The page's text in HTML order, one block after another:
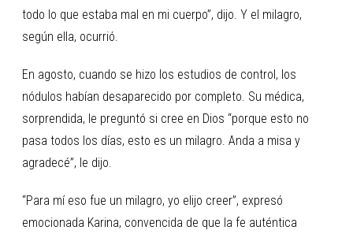
todo lo que estaba mal en mi cuerpo”, dijo. Y el milagro,
según ella, ocurrió.
En agosto, cuando se hizo los estudios de control, los
nódulos habían desaparecido por completo. Su médica,
sorprendida, le preguntó si cree en Dios “porque esto no
pasa todos los días, esto es un milagro. Anda a misa y
agradecé”, le dijo.
“Para mí eso fue un milagro, yo elijo creer”, expresó
emocionada Karina, convencida de que la fe auténtica